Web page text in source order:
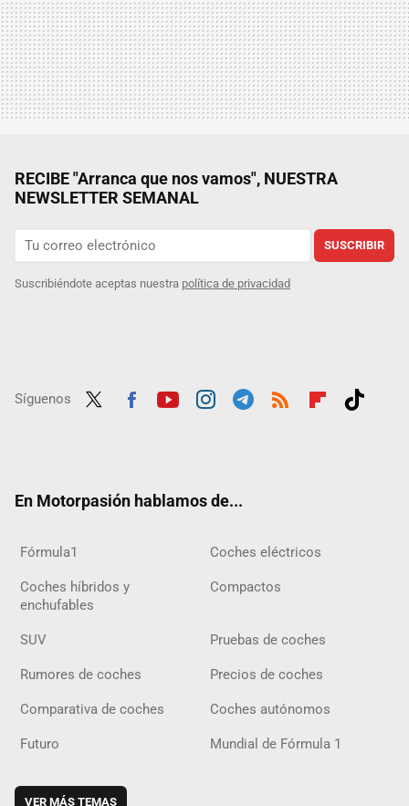
RECIBE "Arranca que nos vamos", NUESTRA
NEWSLETTER SEMANAL
SUSCRIBIR
Suscribiéndote aceptas nuestra política de privacidad
Síguenos
En Motorpasión hablamos de...
Fórmula1 Coches eléctricos
Coches híbridos y
enchufables
Compactos
SUV Pruebas de coches
Rumores de coches Precios de coches
Comparativa de coches Coches autónomos
Futuro Mundial de Fórmula 1
VER MÁS TEMAS